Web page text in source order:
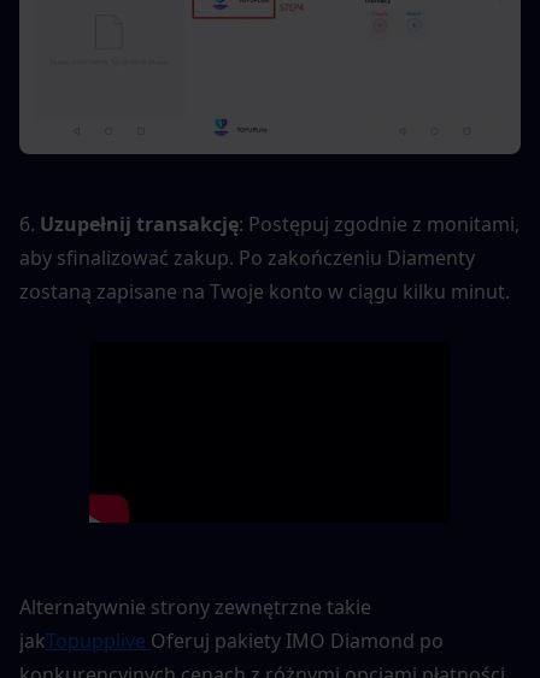
6. Uzupełnij transakcję: Postępuj zgodnie z monitami,
aby sfinalizować zakup. Po zakończeniu Diamenty
zostaną zapisane na Twoje konto w ciągu kilku minut.
Alternatywnie strony zewnętrzne takie
jakTopupplive Oferuj pakiety IMO Diamond po